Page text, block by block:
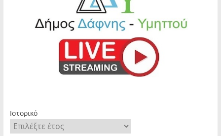
Ιστορικό